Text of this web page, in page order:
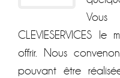
CLEVIESERVICES
offrir. Nous
pouvant être